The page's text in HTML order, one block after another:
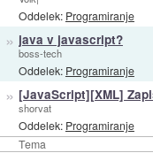
Tema
Oddelek: Programiranje
» java v javascript?
boss-tech
Oddelek: Programiranje
» [JavaScript][XML]
shorvat
Oddelek: Programiranje